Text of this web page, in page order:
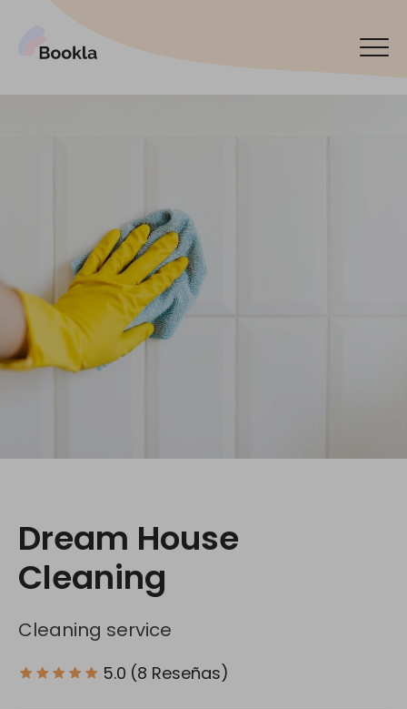
Dream House
Cleaning
Cleaning service
5.0 (8 Reseñas)
English
Latviski